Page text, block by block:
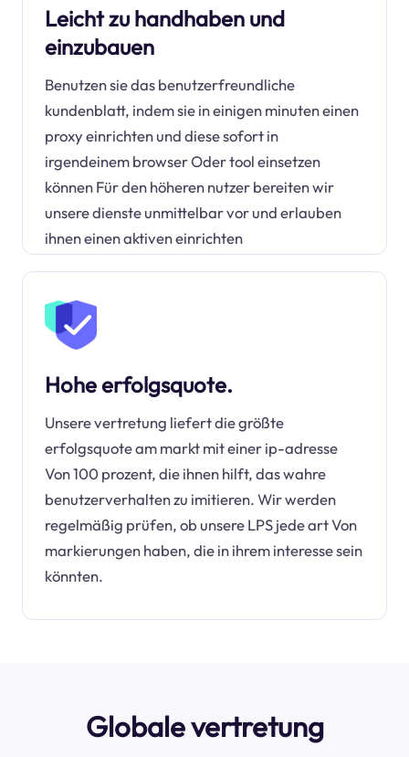
Leicht zu handhaben und
einzubauen
Benutzen sie das benutzerfreundliche
kundenblatt, indem sie in einigen minuten einen
proxy einrichten und diese sofort in
irgendeinem browser Oder tool einsetzen
können Für den höheren nutzer bereiten wir
unsere dienste unmittelbar vor und erlauben
ihnen einen aktiven einrichten
Hohe erfolgsquote.
Unsere vertretung liefert die größte
erfolgsquote am markt mit einer ip-adresse
Von 100 prozent, die ihnen hilft, das wahre
benutzerverhalten zu imitieren. Wir werden
regelmäßig prüfen, ob unsere LPS jede art Von
markierungen haben, die in ihrem interesse sein
könnten.
Globale vertretung